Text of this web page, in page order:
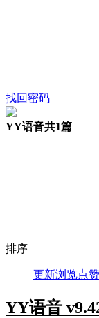
找回密码
YY语音共1篇
排序
更新浏览点赞
YY语音